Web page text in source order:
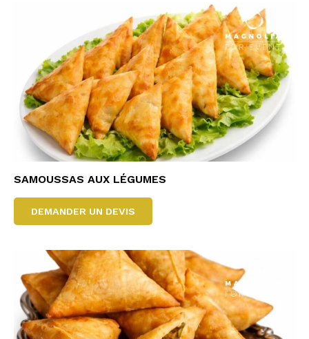
SAMOUSSAS AUX LÉGUMES
DEMANDER UN DEVIS